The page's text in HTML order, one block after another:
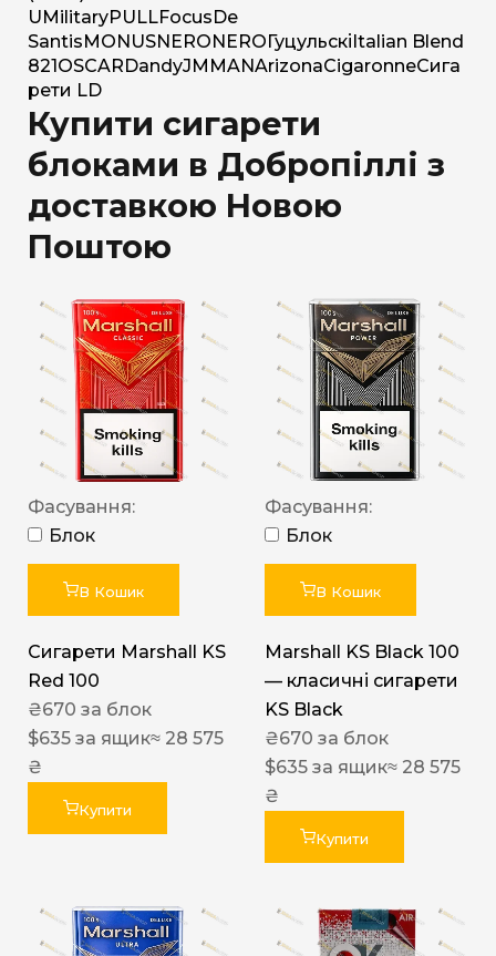
U MilitaryPULLFocus De
Santis MONUSNERO NERO Гуцульскі Italian Blend
821 OSCAR DandyJM MANArizonaCigaronneСига
рети LD
Купити сигарети
блоками в Добропіллі з
доставкою Новою
Поштою
Фасування:
Блок
В Кошик
Сигарети Marshall KS
Red 100
₴670 за блок
$635 за ящик≈ 28 575
₴
Купити
Фасування:
Блок
В Кошик
Marshall KS Black 100
— класичні сигарети
KS Black
₴670 за блок
$635 за ящик≈ 28 575
₴
Купити